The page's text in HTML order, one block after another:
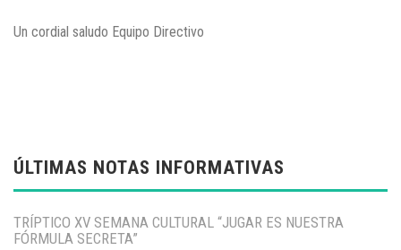
Un cordial saludo Equipo Directivo
ÚLTIMAS NOTAS INFORMATIVAS
TRÍPTICO XV SEMANA CULTURAL “JUGAR ES NUESTRA
FÓRMULA SECRETA”